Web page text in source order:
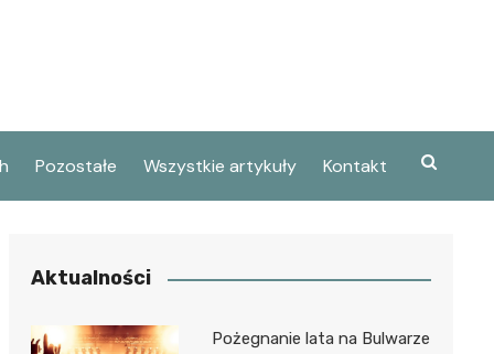
Pozostałe Wszystkie artykuły Kontakt
Aktualności
Pożegnanie lata na Bulwarze